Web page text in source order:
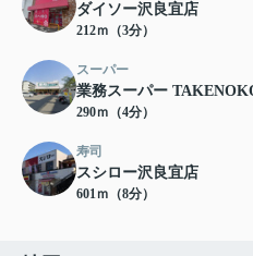
ダイソー沢良宜店
212ｍ（3分）
スーパー
業務スーパー
290ｍ（4分）
寿司
スシロー沢良宜店
601ｍ（8分）